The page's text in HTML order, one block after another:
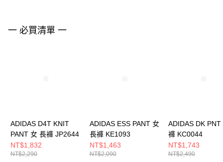
一 必買清單 一
ADIDAS D4T KNIT
PANT 女 長褲 JP2644
NT$1,832
NT$2,290
ADIDAS ESS PANT 女
長褲 KE1093
NT$1,463
NT$2,090
ADIDAS DK PNT
褲 KC0044
NT$1,743
NT$2,490